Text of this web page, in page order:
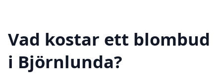
Vad kostar ett blombud
i Björnlunda?